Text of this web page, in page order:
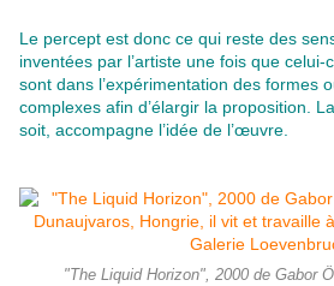
Le percept est donc ce qui reste des
inventées par l’artiste une fois que celui-
sont dans l’expérimentation des formes
complexes afin d’élargir la proposition.
soit, accompagne l’idée de l’œuvre.
"The Liquid Horizon", 2000 de Gabor